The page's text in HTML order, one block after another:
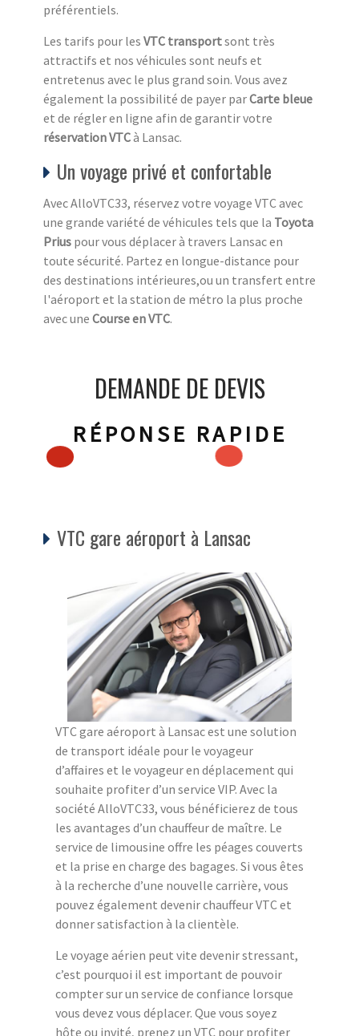
préférentiels.
Les tarifs pour les VTC transportsont très
attractifs et nos véhicules sont neufs et
entretenus avec le plus grand soin. Vous avez
également la possibilité de payer parCarte bleue
et de régler en ligne afin de garantir votre
réservation VTCà Lansac.
Un voyage privé et confortable
Avec AlloVTC33, réservez votre voyage VTC avec
une grande variété de véhicules tels que la Toyota
Prius pour vous déplacer à travers Lansac en
toute sécurité. Partez en longue-distance pour
des destinations intérieures,ou un transfert entre
l'aéroport et la station de métro la plus proche
avec une Course en VTC.
DEMANDE DE DEVIS
RÉPONSE RAPIDE
VTC gare aéroport à Lansac
VTC gare aéroport à Lansac est une solution
de transport idéale pour le voyageur
d’affaires et le voyageur en déplacement qui
souhaite profiter d’un service VIP. Avec la
société AlloVTC33, vous bénéficierez de tous
les avantages d’un chauffeur de maître. Le
service de limousine offre les péages couverts
et la prise en charge des bagages. Si vous êtes
à la recherche d’une nouvelle carrière, vous
pouvez également devenir chauffeur VTC et
donner satisfaction à la clientèle.
Le voyage aérien peut vite devenir stressant,
c’est pourquoi il est important de pouvoir
compter sur un service de confiance lorsque
vous devez vous déplacer. Que vous soyez
hôte ou invité, prenez un VTC pour profiter